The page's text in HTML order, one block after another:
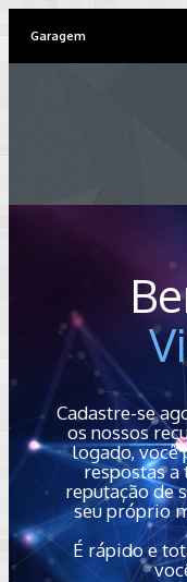
Garagem
Cadastre-se
os nossos
logado, você
respostas a
reputação de
seu próprio
É rápido e